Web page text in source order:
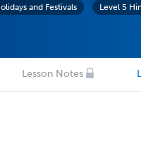
and Festivals Level 5
Lesson Notes